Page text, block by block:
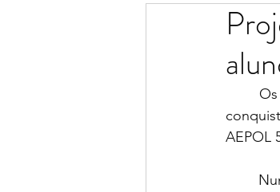
Desporto
AEPOL